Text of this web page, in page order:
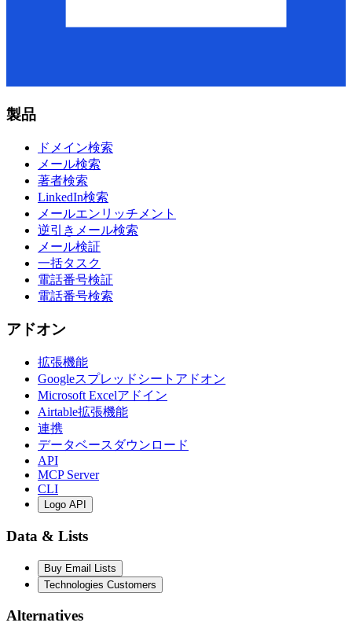
製品
ドメイン検索
メール検索
著者検索
LinkedIn検索
メールエンリッチメント
逆引きメール検索
メール検証
一括タスク
電話番号検証
電話番号検索
アドオン
拡張機能
Googleスプレッドシートアドオン
Microsoft Excelアドイン
Airtable拡張機能
連携
データベースダウンロード
API
MCP Server
CLI
Logo API
Data & Lists
Buy Email Lists
Technologies Customers
Alternatives